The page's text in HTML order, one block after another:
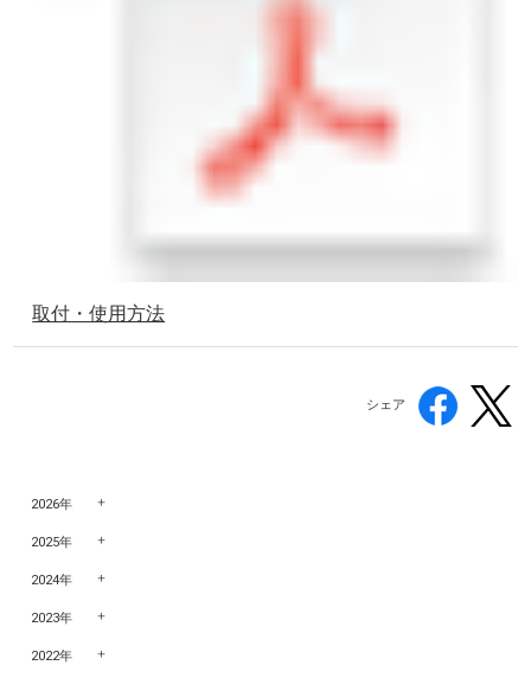
取付・使用方法
シェア
2026年
2025年
2024年
2023年
2022年